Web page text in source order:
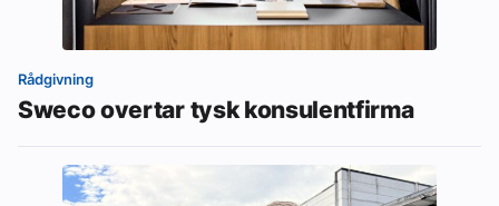
Rådgivning
Sweco overtar tysk konsulentfirma